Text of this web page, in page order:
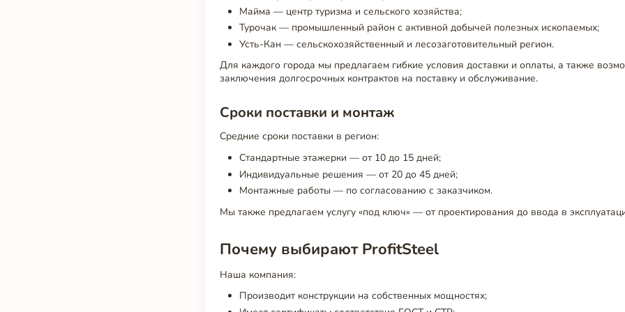
Майма — центр туризма и сельского хозяйства;
Турочак — промышленный район с активной добычей полезных ископаемых;
Усть-Кан — сельскохозяйственный и лесозаготовительный регион.
Для каждого города мы предлагаем гибкие условия доставки и оплаты, а также
заключения долгосрочных контрактов на поставку и обслуживание.
Сроки поставки и монтаж
Средние сроки поставки в регион:
Стандартные этажерки — от 10 до 15 дней;
Индивидуальные решения — от 20 до 45 дней;
Монтажные работы — по согласованию с заказчиком.
Мы также предлагаем услугу «под ключ» — от проектирования до ввода в
Почему выбирают ProfitSteel
Наша компания:
Производит конструкции на собственных мощностях;